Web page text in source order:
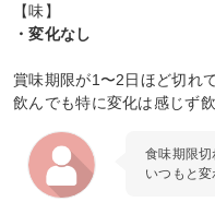
【味】
・変化なし
賞味期限が1〜2日ほど切れ
飲んでも特に変化は感じず
食味期限
いつもと変